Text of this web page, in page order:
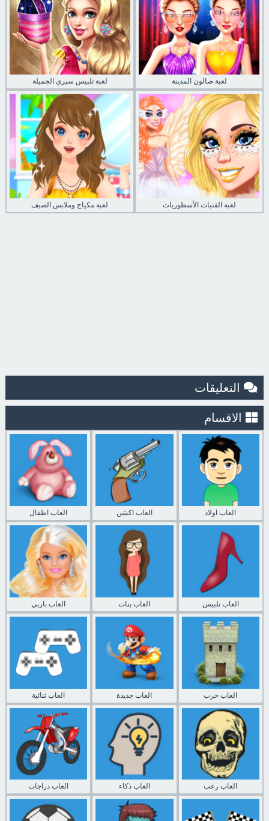
لعبة تلبيس سيري الجميلة لعبة صالون المدينة
لعبة مكياج وملابس الصيف لعبة الفتيات الأسطوريات
التعليقات
الاقسام
العاب اطفال العاب اكشن العاب اولاد
العاب باربي العاب بنات العاب تلبيس
العاب ثنائية العاب جديدة العاب حرب
العاب دراجات العاب ذكاء العاب رعب